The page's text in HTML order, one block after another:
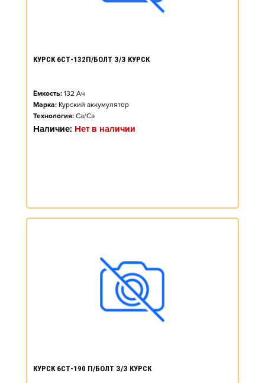
КУРСК 6СТ-132П/БОЛТ З/З КУРСК
Ёмкость: 132 Ач
Марка: Курский аккумулятор
Технология: Ca/Ca
Наличие: Нет в наличии
КУРСК 6СТ-190 П/БОЛТ З/З КУРСК